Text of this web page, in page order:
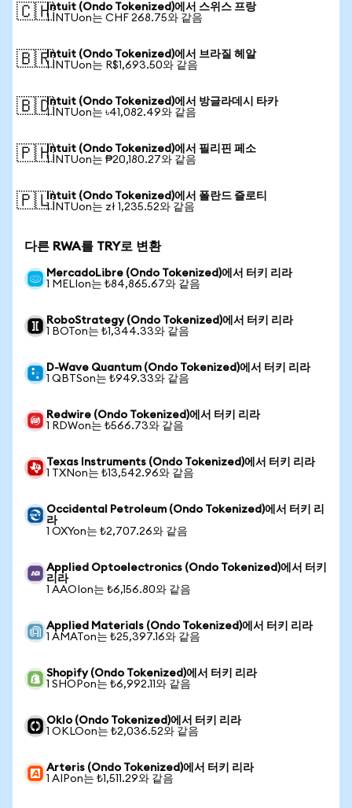
🇨🇭Intuit (Ondo Tokenized)에서 스위스 프랑
1 INTUon는 CHF 268.75와 같음
🇧🇷Intuit (Ondo Tokenized)에서 브라질 헤알
1 INTUon는 R$1,693.50와 같음
🇧🇩Intuit (Ondo Tokenized)에서 방글라데시 타카
1 INTUon는 ৳41,082.49와 같음
🇵🇭Intuit (Ondo Tokenized)에서 필리핀 페소
1 INTUon는 ₱20,180.27와 같음
🇵🇱Intuit (Ondo Tokenized)에서 폴란드 즐로티
1 INTUon는 zł 1,235.52와 같음
다른 RWA를 TRY로 변환
MercadoLibre (Ondo Tokenized)에서 터키 리라
1 MELIon는 ₺84,865.67와 같음
RoboStrategy (Ondo Tokenized)에서 터키 리라
1 BOTon는 ₺1,344.33와 같음
D-Wave Quantum (Ondo Tokenized)에서 터키 리라
1 QBTSon는 ₺949.33와 같음
Redwire (Ondo Tokenized)에서 터키 리라
1 RDWon는 ₺566.73와 같음
Texas Instruments (Ondo Tokenized)에서 터키 리라
1 TXNon는 ₺13,542.96와 같음
Occidental Petroleum (Ondo Tokenized)에서 터키 리
라
1 OXYon는 ₺2,707.26와 같음
Applied Optoelectronics (Ondo Tokenized)에서 터키
리라
1 AAOIon는 ₺6,156.80와 같음
Applied Materials (Ondo Tokenized)에서 터키 리라
1 AMATon는 ₺25,397.16와 같음
Shopify (Ondo Tokenized)에서 터키 리라
1 SHOPon는 ₺6,992.11와 같음
Oklo (Ondo Tokenized)에서 터키 리라
1 OKLOon는 ₺2,036.52와 같음
Arteris (Ondo Tokenized)에서 터키 리라
1 AIPon는 ₺1,511.29와 같음